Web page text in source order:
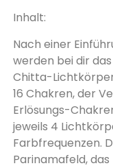
Inhalt:
Nach einer
werden bei dir das
Chitta-
16 Chakren, der
Erlösungs-
jeweils 4
Farbfrequenzen.
Parinamafeld,